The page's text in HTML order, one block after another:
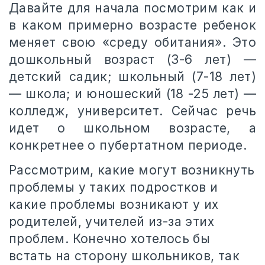
Давайте для начала посмотрим как и
в каком примерно возрасте ребенок
меняет свою «среду обитания». Это
дошкольный возраст (3-6 лет) —
детский садик; школьный (7-18 лет)
— школа; и юношеский (18 -25 лет) —
колледж, университет. Сейчас речь
идет о школьном возрасте, а
конкретнее о пубертатном периоде.
Рассмотрим, какие могут возникнуть
проблемы у таких подростков и
какие проблемы возникают у их
родителей, учителей из-за этих
проблем. Конечно хотелось бы
встать на сторону школьников, так